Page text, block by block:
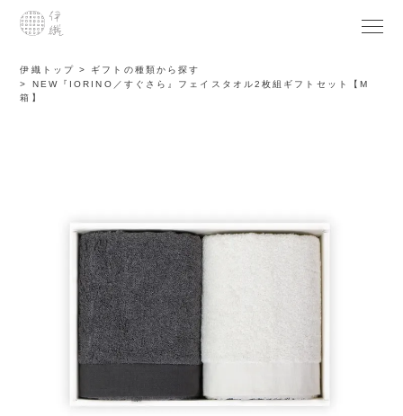
伊織トップ
ギフトの種類から探す
NEW『IORINO／すぐさら』フェイスタオル2枚組ギフトセット【M
箱】